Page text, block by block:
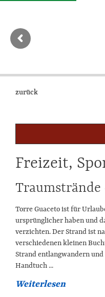
zurück
Blog-Übersicht
Vor dem Urlaub
Region Apulien
Während des Urlaubs
Freizeit, Sport &
Sehenswürdigkeiten
Nach dem Urlaub
Gastgeber
Freizeit,
Traumstrände
Torre Guaceto ist für
ursprünglicher haben und
verzichten. Der Strand ist
verschiedenen kleinen
Strand entlangwandern
Handtuch ...
Weiterlesen